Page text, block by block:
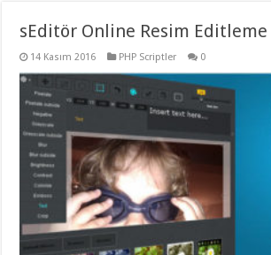
organizasyon
evden
taşımacılık
evden
taşımacılık,
gaziantep
evden
taşımacılık
taşımacılık
gaziantep
evden
sEditör Online Resim
14 Kasım 2016 PHP Scriptler 0